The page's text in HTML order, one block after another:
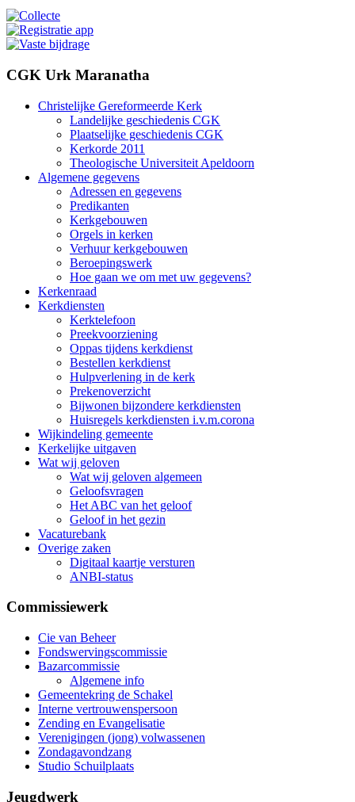
CGK Urk Maranatha
Christelijke Gereformeerde Kerk
Landelijke geschiedenis CGK
Plaatselijke geschiedenis CGK
Kerkorde 2011
Theologische Universiteit Apeldoorn
Algemene gegevens
Adressen en gegevens
Predikanten
Kerkgebouwen
Orgels in kerken
Verhuur kerkgebouwen
Beroepingswerk
Hoe gaan we om met uw gegevens?
Kerkenraad
Kerkdiensten
Kerktelefoon
Preekvoorziening
Oppas tijdens kerkdienst
Bestellen kerkdienst
Hulpverlening in de kerk
Prekenoverzicht
Bijwonen bijzondere kerkdiensten
Huisregels kerkdiensten i.v.m.corona
Wijkindeling gemeente
Kerkelijke uitgaven
Wat wij geloven
Wat wij geloven algemeen
Geloofsvragen
Het ABC van het geloof
Geloof in het gezin
Vacaturebank
Overige zaken
Digitaal kaartje versturen
ANBI-status
Commissiewerk
Cie van Beheer
Fondswervingscommissie
Bazarcommissie
Algemene info
Gemeentekring de Schakel
Interne vertrouwenspersoon
Zending en Evangelisatie
Verenigingen (jong) volwassenen
Zondagavondzang
Studio Schuilplaats
Jeugdwerk